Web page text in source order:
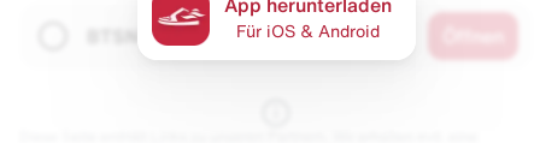
App herunterladen
Für iOS & Android